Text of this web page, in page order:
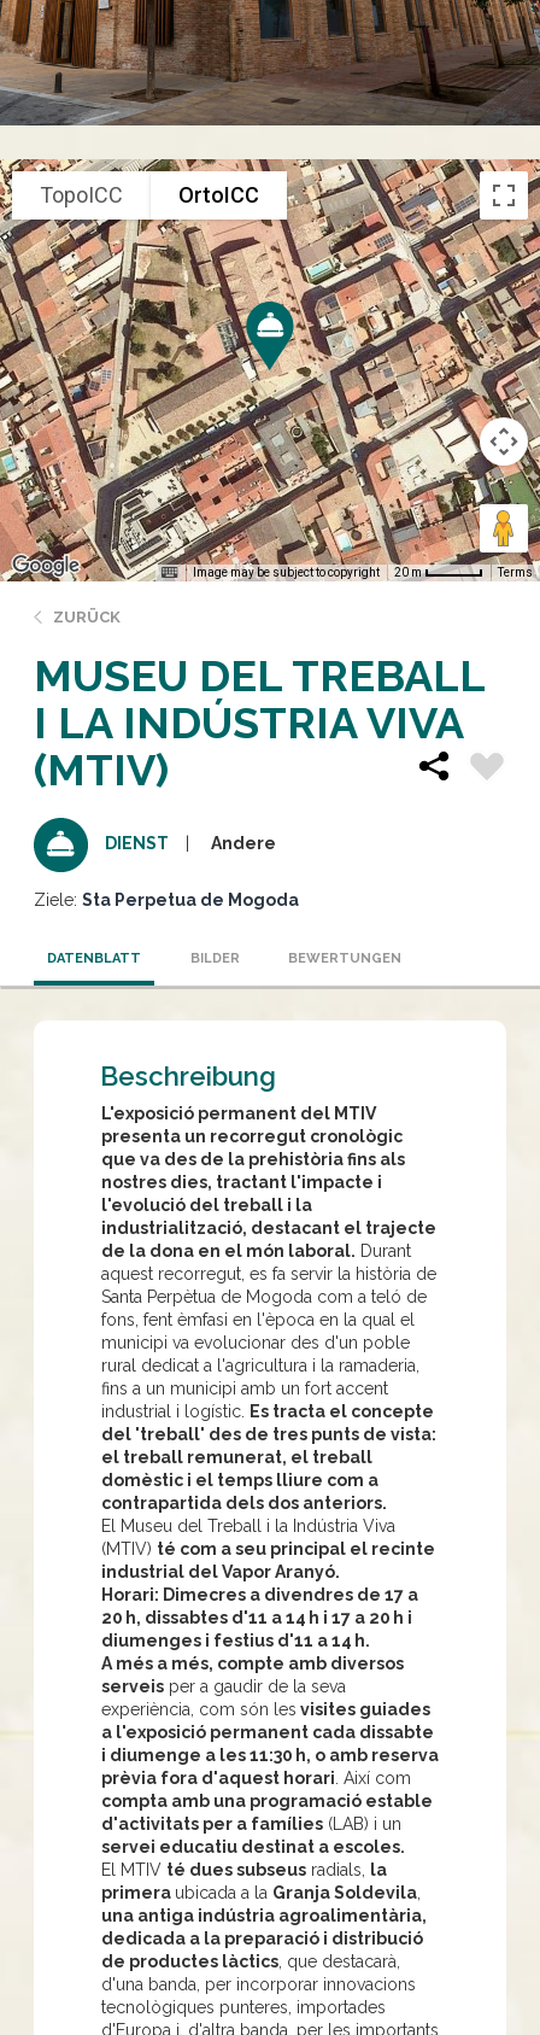
TopoICC OrtoICC
Image may be subject to copyright 20 m Terms
ZURÜCK
MUSEU DEL TREBALL
I LA INDÚSTRIA VIVA
(MTIV)
DIENST Andere
Ziele: Sta Perpetua de Mogoda
DATENBLATT BILDER BEWERTUNGEN
Beschreibung
L'exposició permanent del MTIV
presenta un recorregut cronològic
que va des de la prehistòria fins als
nostres dies, tractant l'impacte i
l'evolució del treball i la
industrialització, destacant el trajecte
de la dona en el món laboral. Durant
aquest recorregut, es fa servir la història de
Santa Perpètua de Mogoda com a teló de
fons, fent èmfasi en l'època en la qual el
municipi va evolucionar des d'un poble
rural dedicat a l'agricultura i la ramaderia,
fins a un municipi amb un fort accent
industrial i logístic.
Es tracta el concepte
del 'treball' des de tres punts de vista:
el treball remunerat, el treball
domèstic i el temps lliure com a
contrapartida dels dos anteriors.
El Museu del Treball i la Indústria Viva
(MTIV) té com a seu principal el recinte
industrial del Vapor Aranyó.
Horari: Dimecres a divendres de 17 a
20 h, dissabtes d'11 a 14 h i 17 a 20 h i
diumenges i festius d'11 a 14 h.
A més a més, compte amb diversos
serveis per a gaudir de la seva
experiència, com són les visites guiades
a l'exposició permanent cada dissabte
i diumenge a les 11:30 h, o amb reserva
prèvia fora d'aquest horari . Així com
compta amb una programació estable
d'activitats per a famílies (LAB) i un
servei educatiu destinat a escoles.
El MTIV té dues subseus radials,
la
primera ubicada a la Granja Soldevila
una antiga indústria agroalimentària,
dedicada a la preparació i distribució
de productes làctics , que destacarà,
d'una banda, per incorporar innovacions
tecnològiques punteres, importades
d'Europa i, d'altra banda, per les importants